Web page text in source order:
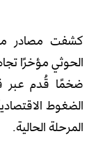
كشفت مصادر
الحوثي مؤخرًا
ضخمًا قُدم عبر
الضغوط
المرحلة الحالية.